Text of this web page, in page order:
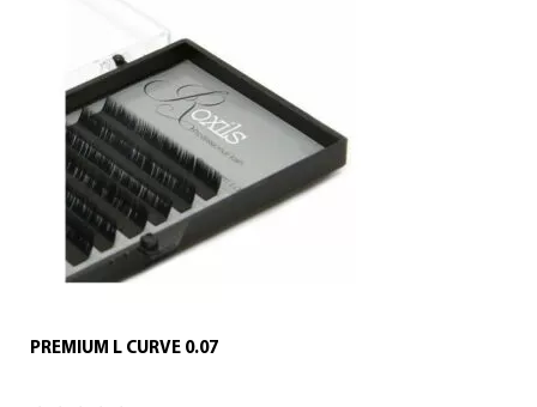
PREMIUM L CURVE 0.07